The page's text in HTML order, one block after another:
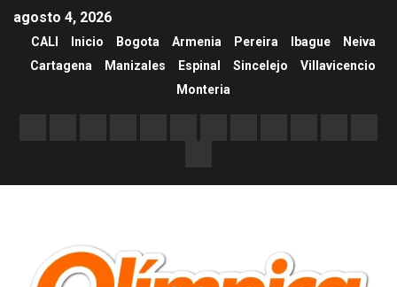
agosto 4, 2026
CALI Inicio Bogota Armenia Pereira Ibague
Neiva
Cartagena
Manizales Espinal Sincelejo
Villavicencio
Monteria